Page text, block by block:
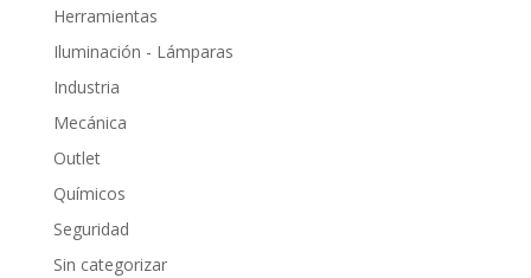
Herramientas
Iluminación - Lámparas
Industria
Mecánica
Outlet
Químicos
Seguridad
Sin categorizar